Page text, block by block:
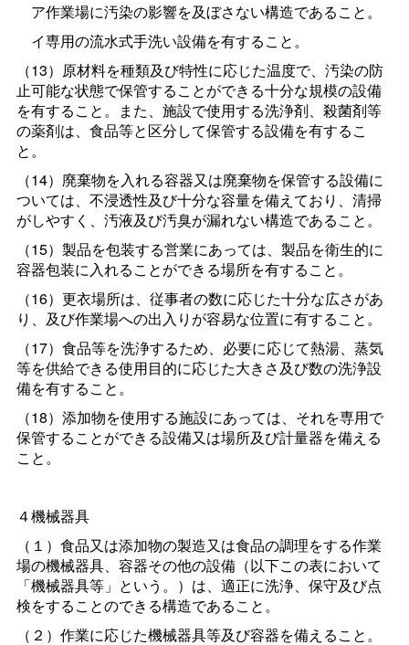
ア作業場に汚染の影響を及ぼさない構造であること。
イ専用の流水式手洗い設備を有すること。
（13）原材料を種類及び特性に応じた温度で、汚染の防
止可能な状態で保管することができる十分な規模の設備
を有すること。また、施設で使用する洗浄剤、殺菌剤等
の薬剤は、食品等と区分して保管する設備を有するこ
と。
（14）廃棄物を入れる容器又は廃棄物を保管する設備に
ついては、不浸透性及び十分な容量を備えており、清掃
がしやすく、汚液及び汚臭が漏れない構造であること。
（15）製品を包装する営業にあっては、製品を衛生的に
容器包装に入れることができる場所を有すること。
（16）更衣場所は、従事者の数に応じた十分な広さがあ
り、及び作業場への出入りが容易な位置に有すること。
（17）食品等を洗浄するため、必要に応じて熱湯、蒸気
等を供給できる使用目的に応じた大きさ及び数の洗浄設
備を有すること。
（18）添加物を使用する施設にあっては、それを専用で
保管することができる設備又は場所及び計量器を備える
こと。
４機械器具
（１）食品又は添加物の製造又は食品の調理をする作業
場の機械器具、容器その他の設備（以下この表において
「機械器具等」という。）は、適正に洗浄、保守及び点
検をすることのできる構造であること。
（２）作業に応じた機械器具等及び容器を備えること。